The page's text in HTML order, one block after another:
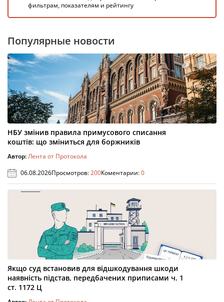
фильтрам, показателям и рейтингу
Популярные новости
НБУ змінив правила примусового списання
коштів: що зміниться для боржників
Автор:Лента от Протокола
06.08.2026Просмотров:200Коментарии:0
Якщо суд встановив для відшкодування шкоди
наявність підстав, передбачених приписами ч. 1
ст. 1172 Ц